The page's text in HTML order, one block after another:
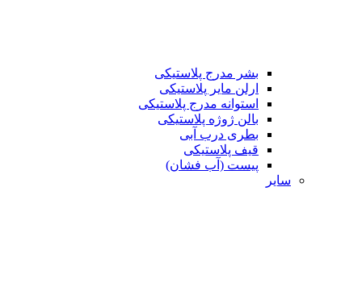
بشر مدرج پلاستیکی
ارلن مایر پلاستیکی
استوانه مدرج پلاستیکی
بالن ژوژه پلاستیکی
بطری درب آبی
قیف پلاستیکی
پیست (آب فشان)
سایر